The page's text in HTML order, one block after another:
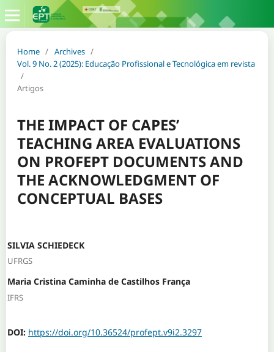
Home / Archives /
Vol. 9 No. 2 (2025): Educação Profissional e Tecnológica em revista
/
Artigos
THE IMPACT OF CAPES’
TEACHING AREA EVALUATIONS
ON PROFEPT DOCUMENTS AND
THE ACKNOWLEDGMENT OF
CONCEPTUAL BASES
SILVIA SCHIEDECK
UFRGS
Maria Cristina Caminha de Castilhos França
IFRS
DOI: https://doi.org/10.36524/profept.v9i2.3297